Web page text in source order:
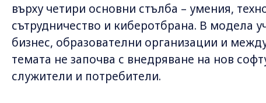
върху четири основни стълба – умения,
сътрудничество и киберотбрана. В модела
бизнес, образователни организации и
темата не започва с внедряване на нов
служители и потребители.